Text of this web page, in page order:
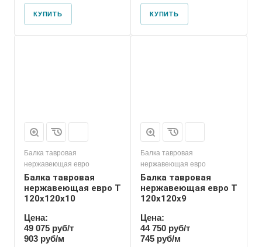
КУПИТЬ КУПИТЬ
Балка тавровая
нержавеющая евро
Балка тавровая
нержавеющая евро T
120х120х10
Цена:
49 075 руб/т
903 руб/м
Балка тавровая
нержавеющая евро
Балка тавровая
нержавеющая евро T
120х120х9
Цена:
44 750 руб/т
745 руб/м